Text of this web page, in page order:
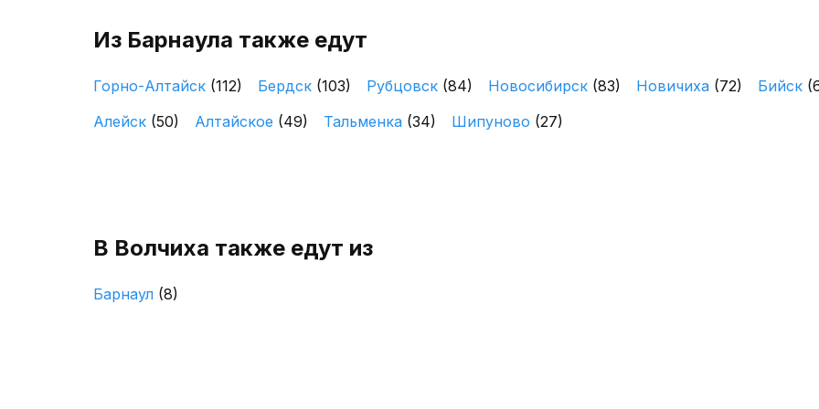
Из Барнаула также едут
Горно-Алтайск (112) Бердск (103) Рубцовск (84) Новосибирск (83) Новичиха (72) Бийск
Алейск (50) Алтайское (49) Тальменка (34) Шипуново (27)
В Волчиха также едут из
Барнаул (8)